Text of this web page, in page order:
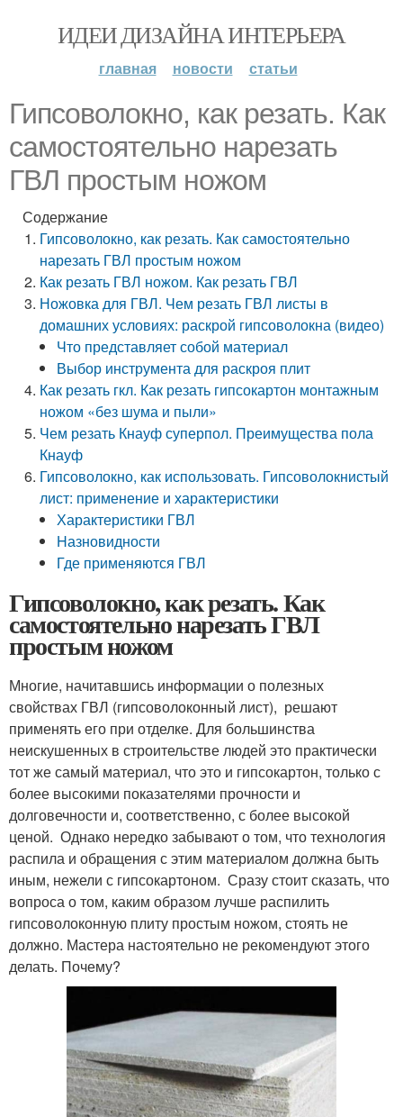
ИДЕИ ДИЗАЙНА ИНТЕРЬЕРА
главная новости статьи
Гипсоволокно, как резать. Как
самостоятельно нарезать
ГВЛ простым ножом
Содержание
Гипсоволокно, как резать. Как самостоятельно
нарезать ГВЛ простым ножом
Как резать ГВЛ ножом. Как резать ГВЛ
Ножовка для ГВЛ. Чем резать ГВЛ листы в
домашних условиях: раскрой гипсоволокна (видео)
Что представляет собой материал
Выбор инструмента для раскроя плит
Как резать гкл. Как резать гипсокартон монтажным
ножом «без шума и пыли»
Чем резать Кнауф суперпол. Преимущества пола
Кнауф
Гипсоволокно, как использовать. Гипсоволокнистый
лист: применение и характеристики
Характеристики ГВЛ
Hазновидности
Где применяются ГВЛ
Гипсоволокно, как резать. Как
самостоятельно нарезать ГВЛ
простым ножом
Многие, начитавшись информации о полезных
свойствах ГВЛ (гипсоволоконный лист), решают
применять его при отделке. Для большинства
неискушенных в строительстве людей это практически
тот же самый материал, что это и гипсокартон, только с
более высокими показателями прочности и
долговечности и, соответственно, с более высокой
ценой. Однако нередко забывают о том, что технология
распила и обращения с этим материалом должна быть
иным, нежели с гипсокартоном. Сразу стоит сказать, что
вопроса о том, каким образом лучше распилить
гипсоволоконную плиту простым ножом, стоять не
должно. Мастера настоятельно не рекомендуют этого
делать. Почему?